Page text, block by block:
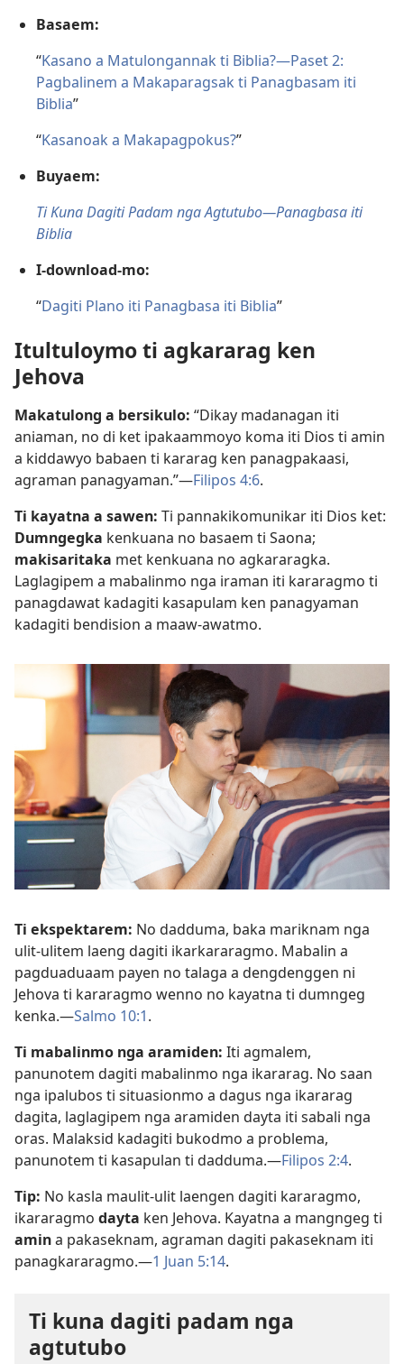
Basaem:
“Kasano a Matulongannak ti Biblia?—Paset 2:
Pagbalinem a Makaparagsak ti Panagbasam iti
Biblia”
“Kasanoak a Makapagpokus?”
Buyaem:
Ti Kuna Dagiti Padam nga Agtutubo—Panagbasa iti
Biblia
I-download-mo:
“Dagiti Plano iti Panagbasa iti Biblia”
Itultuloymo ti agkararag ken
Jehova
Makatulong a bersikulo: “Dikay madanagan iti
aniaman, no di ket ipakaammoyo koma iti Dios ti amin
a kiddawyo babaen ti kararag ken panagpakaasi,
agraman panagyaman.”—Filipos 4:6.
Ti kayatna a sawen: Ti pannakikomunikar iti Dios ket:
Dumngegka kenkuana no basaem ti Saona;
makisaritaka met kenkuana no agkararagka.
Laglagipem a mabalinmo nga iraman iti kararagmo ti
panagdawat kadagiti kasapulam ken panagyaman
kadagiti bendision a maaw-awatmo.
Ti ekspektarem: No dadduma, baka mariknam nga
ulit-ulitem laeng dagiti ikarkararagmo. Mabalin a
pagduaduaam payen no talaga a dengdenggen ni
Jehova ti kararagmo wenno no kayatna ti dumngeg
kenka.—Salmo 10:1.
Ti mabalinmo nga aramiden: Iti agmalem,
panunotem dagiti mabalinmo nga ikararag. No saan
nga ipalubos ti situasionmo a dagus nga ikararag
dagita, laglagipem nga aramiden dayta iti sabali nga
oras. Malaksid kadagiti bukodmo a problema,
panunotem ti kasapulan ti dadduma.—Filipos 2:4.
Tip: No kasla maulit-ulit laengen dagiti kararagmo,
ikararagmo dayta ken Jehova. Kayatna a mangngeg ti
amina pakaseknam, agraman dagiti pakaseknam iti
panagkararagmo.—1 Juan 5:14.
Ti kuna dagiti padam nga
agtutubo